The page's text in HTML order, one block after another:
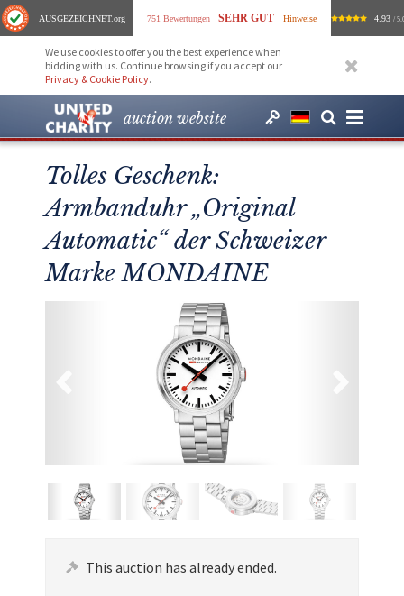
AUSGEZEICHNET.org 751 Bewertungen SEHR GUT Hinweise 4.93 /
We use cookies to offer you the best experience when
bidding with us. Continue browsing if you accept our
Privacy & Cookie Policy.
auction website
Tolles Geschenk:
Armbanduhr „Original
Automatic“ der Schweizer
Marke MONDAINE
This auction has already ended.